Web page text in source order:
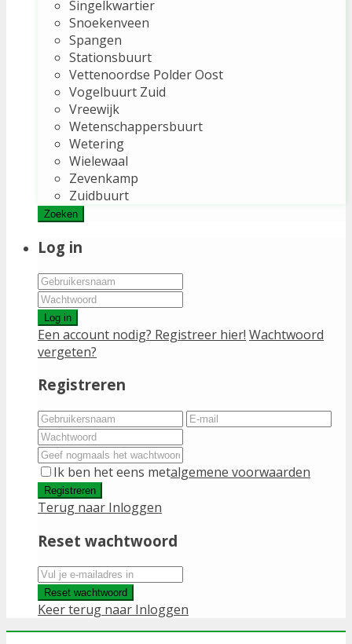
Singelkwartier
Snoekenveen
Spangen
Stationsbuurt
Vettenoordse Polder Oost
Vogelbuurt Zuid
Vreewijk
Wetenschappersbuurt
Wetering
Wielewaal
Zevenkamp
Zuidbuurt
Zoeken
Log in
Log in
Een account nodig? Registreer hier! Wachtwoord
vergeten?
Registreren
Ik ben het eens metalgemene voorwaarden
Registreren
Terug naar Inloggen
Reset wachtwoord
Reset wachtwoord
Keer terug naar Inloggen